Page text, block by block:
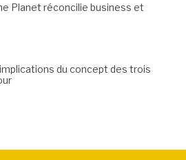
Planet réconcilie business et
du concept des trois